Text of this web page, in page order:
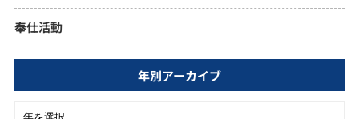
奉仕活動
年別アーカイブ